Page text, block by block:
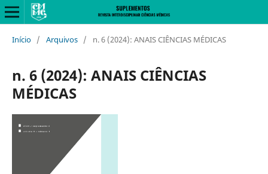
Início / Arquivos / n. 6 (2024): ANAIS CIÊNCIAS MÉDICAS
n. 6 (2024): ANAIS CIÊNCIAS
MÉDICAS